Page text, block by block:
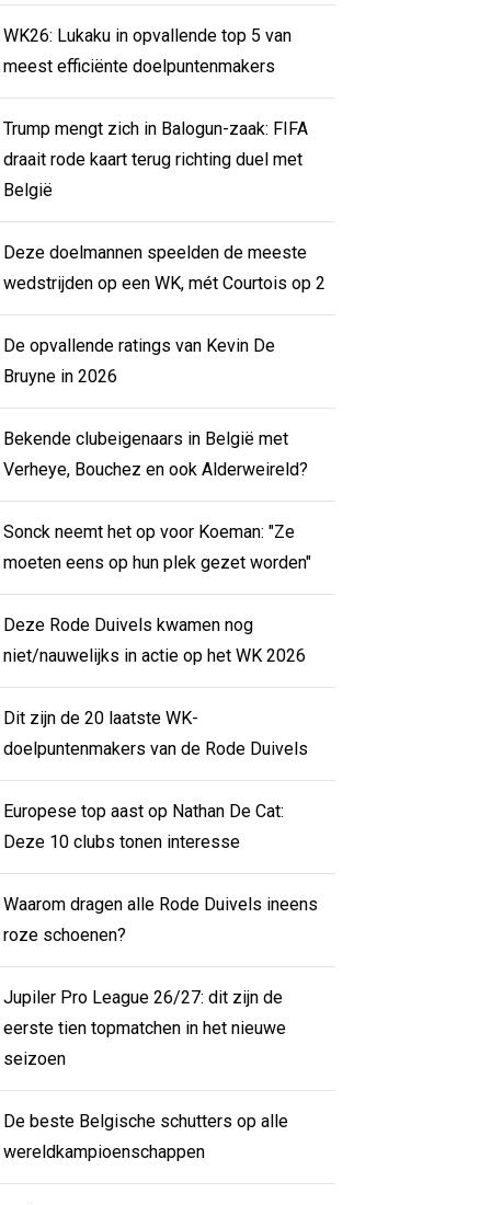
WK26: Lukaku in opvallende top 5 van
meest efficiënte doelpuntenmakers
Trump mengt zich in Balogun-zaak: FIFA
draait rode kaart terug richting duel met
België
Deze doelmannen speelden de meeste
wedstrijden op een WK, mét Courtois op 2
De opvallende ratings van Kevin De
Bruyne in 2026
Bekende clubeigenaars in België met
Verheye, Bouchez en ook Alderweireld?
Sonck neemt het op voor Koeman: "Ze
moeten eens op hun plek gezet worden"
Deze Rode Duivels kwamen nog
niet/nauwelijks in actie op het WK 2026
Dit zijn de 20 laatste WK-
doelpuntenmakers van de Rode Duivels
Europese top aast op Nathan De Cat:
Deze 10 clubs tonen interesse
Waarom dragen alle Rode Duivels ineens
roze schoenen?
Jupiler Pro League 26/27: dit zijn de
eerste tien topmatchen in het nieuwe
seizoen
De beste Belgische schutters op alle
wereldkampioenschappen